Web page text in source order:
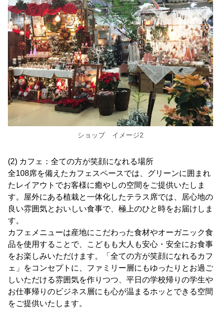
ショップ イメージ2
(2) カフェ：全ての方が笑顔になれる場所
全108席を備えたカフェスペースでは、グリーンに囲まれ
たレイアウトでお客様に癒やしの空間をご提供いたしま
す。屋外にある植栽と一体化したテラス席では、居心地の
良い雰囲気とおいしい食事で、極上のひと時をお届けしま
す。
カフェメニューは産地にこだわった食材やオーガニック食
品を使用することで、こどもも大人も安心・安全にお食事
をお楽しみいただけます。「全ての方が笑顔になれるカフ
ェ」をコンセプトに、ファミリー層にもゆったりとお過ご
しいただける雰囲気を作りつつ、平日の学校帰りの学生や
お仕事帰りのビジネス層にも心が温まるホッとできる空間
をご提供いたします。